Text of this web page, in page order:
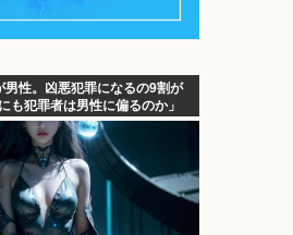
男性。凶悪犯罪になるの9割が
も犯罪者は男性に偏るのか」